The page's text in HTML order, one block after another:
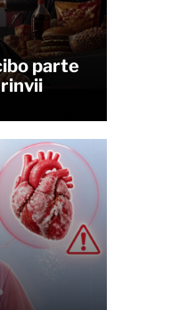
parte
rinvii